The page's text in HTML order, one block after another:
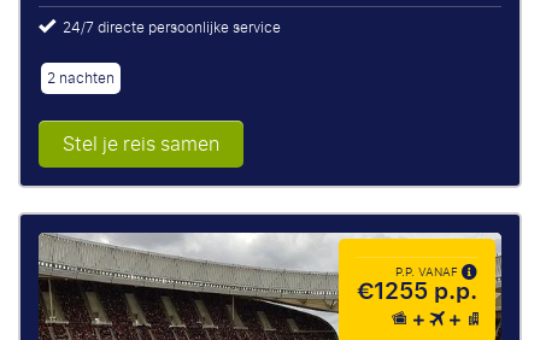
24/7 directe persoonlijke service
2 nachten
Stel je reis samen
P.P. VANAF
€1255 p.p.